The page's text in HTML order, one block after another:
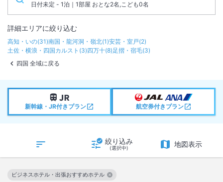
日付未定 - 1泊｜1部屋 おとな2名,こども0名
詳細エリアに絞り込む
高知・いの(31)南国・龍河洞・嶺北(1)安芸・室戸(2)
土佐・横浪・四国カルスト (3)四万十(8)足摺・宿毛(3)
四国 全域に戻る
新幹線・JR付きプラン 航空券付きプラン
絞り込み
(選択中) 地図表示
ビジネスホテル・出張おすすめホテル
この絞り込み条件を解除